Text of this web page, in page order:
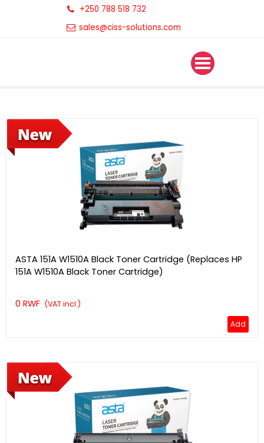
+250 788 518 732
sales@ciss-solutions.com
ASTA 151A W1510A Black Toner Cartridge (Replaces HP
151A W1510A Black Toner Cartridge)
0 RWF (VAT incl.)
Add